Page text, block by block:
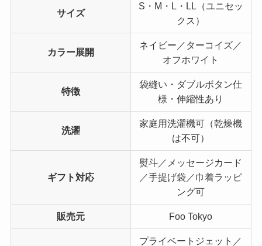
サイズ
S・M・L・LL（ユニセッ
クス）
カラー展開
ネイビー／ターコイズ／
オフホワイト
特徴
袋縫い・ダブルボタン仕
様・伸縮性あり
洗濯
家庭用洗濯機可（乾燥機
は不可）
ギフト対応
熨斗／メッセージカード
／手提げ袋／巾着ラッピ
ング可
販売元 Foo Tokyo
プライベートジェット／